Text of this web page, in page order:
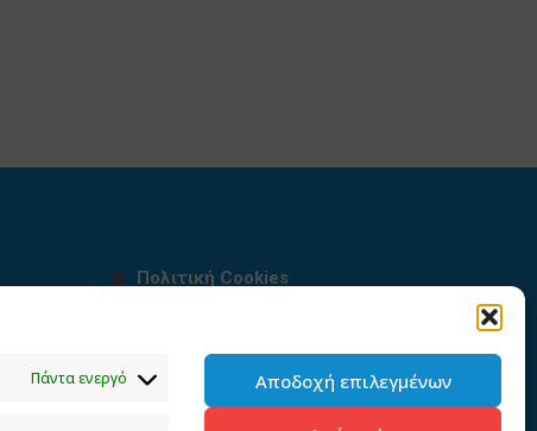
Πάντα ενεργό Αποδοχή επιλεγμένων
Πολιτική Cookies
Πολιτική προστασίας
προσωπικών δεδομένων του
παρόντος ιστότοπου